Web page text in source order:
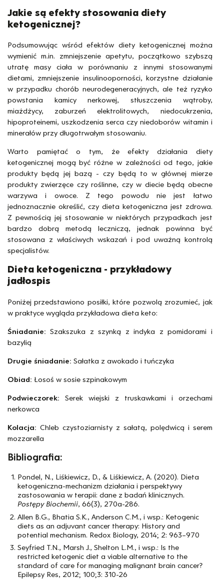
Jakie są efekty stosowania diety
ketogenicznej?
Podsumowując wśród efektów diety ketogenicznej można
wymienić m.in. zmniejszenie apetytu, początkowo szybszą
utratę masy ciała w porównaniu z innymi stosowanymi
dietami, zmniejszenie insulinooporności, korzystne działanie
w przypadku chorób neurodegeneracyjnych, ale też ryzyko
powstania kamicy nerkowej, stłuszczenia wątroby,
miażdżycy, zaburzeń elektrolitowych, niedocukrzenia,
hipoproteinemi, uszkodzenia serca czy niedoborów witamin i
minerałów przy długotrwałym stosowaniu.
Warto pamiętać o tym, że efekty działania diety
ketogenicznej mogą być różne w zależności od tego, jakie
produkty będą jej bazą - czy będą to w głównej mierze
produkty zwierzęce czy roślinne, czy w diecie będą obecne
warzywa i owoce. Z tego powodu nie jest łatwo
jednoznacznie określić, czy dieta ketogeniczna jest zdrowa.
Z pewnością jej stosowanie w niektórych przypadkach jest
bardzo dobrą metodą leczniczą, jednak powinna być
stosowana z właściwych wskazań i pod uważną kontrolą
specjalistów.
Dieta ketogeniczna - przykładowy
jadłospis
Poniżej przedstawiono posiłki, które pozwolą zrozumieć, jak
w praktyce wygląda przykładowa dieta keto:
Śniadanie:Szakszuka z szynką z indyka z pomidorami i
bazylią
Drugie śniadanie: Sałatka z awokado i tuńczyka
Obiad: Łosoś w sosie szpinakowym
Podwieczorek: Serek wiejski z truskawkami i orzechami
nerkowca
Kolacja: Chleb czystoziarnisty z sałatą, polędwicą i serem
mozzarella
Bibliografia:
Pondel, N., Liśkiewicz, D., & Liśkiewicz, A. (2020). Dieta
ketogeniczna-mechanizm działania i perspektywy
zastosowania w terapii: dane z badań klinicznych.
Postępy Biochemii, 66(3), 270a-286.
Allen B.G., Bhatia S.K., Anderson C.M., i wsp.: Ketogenic
diets as an adjuvant cancer therapy: History and
potential mechanism. Redox Biology, 2014; 2: 963–970
Seyfried T.N., Marsh J., Shelton L.M., i wsp.: Is the
restricted ketogenic diet a viable alternative to the
standard of care for managing malignant brain cancer?
Epilepsy Res, 2012; 100;3: 310-26